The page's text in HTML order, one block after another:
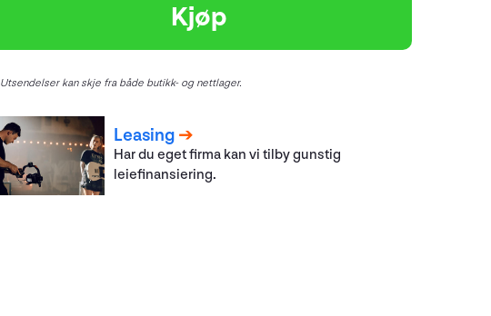
Kjøp
Utsendelser kan skje fra både butikk- og nettlager.
Leasing
Har du eget firma kan vi tilby gunstig
leiefinansiering.